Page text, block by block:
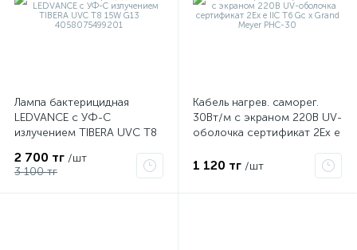
Лампа бактерицидная
LEDVANCE с УФ-С
излучением TIBERA UVC T8
2 700 тг /шт
3 100 тг
Кабель нагрев. саморег.
30Вт/м с экраном 220В UV-
оболочка сертификат 2Ex e
PHC-30
1 120 тг /шт